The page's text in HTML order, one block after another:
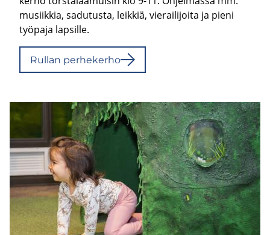
musiikkia, sadutusta, leikkiä, vierailijoita ja pieni
työpaja lapsille.
Rul­lan per­he­ker­ho